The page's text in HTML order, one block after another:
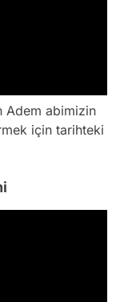
Adem abimizin
için tarihteki